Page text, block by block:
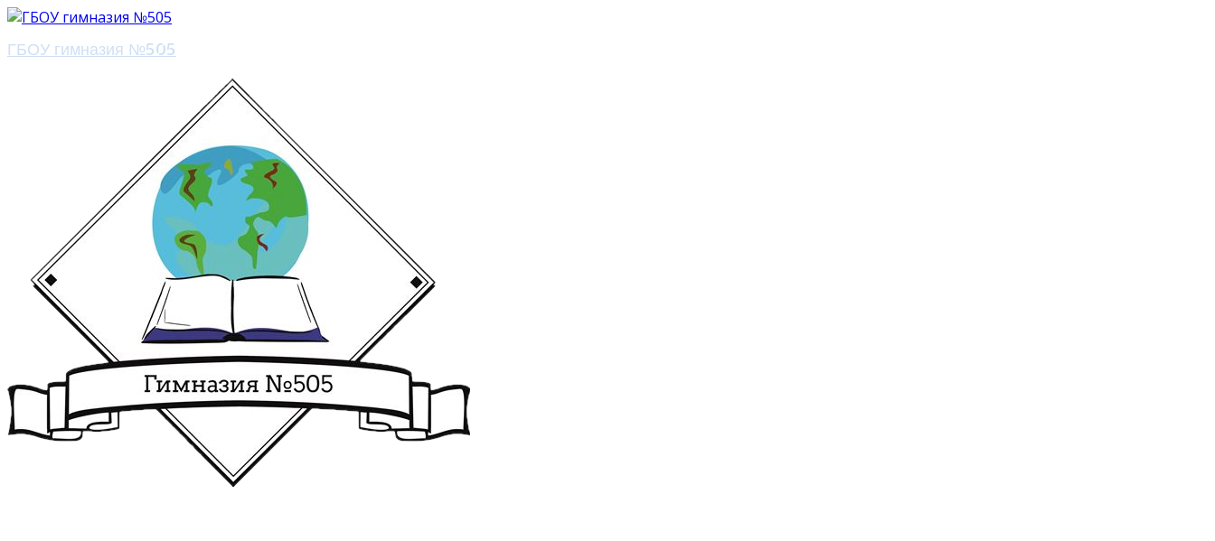
ГБОУ гимназия №505